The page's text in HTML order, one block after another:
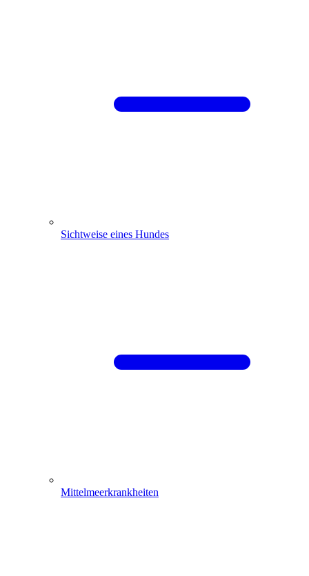
Sichtweise eines Hundes
Mittelmeerkrankheiten